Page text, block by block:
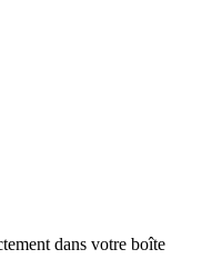
dans votre boîte